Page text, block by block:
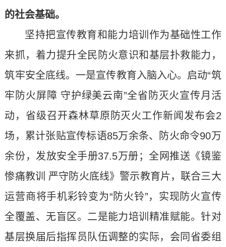
的社会基础。
坚持把宣传教育和能力培训作为基础性工作
来抓，着力提升全民防火意识和基层扑救能力，
筑牢安全底线。一是宣传教育入脑入心。启动“筑
牢防火屏障 守护绿美云南”全省防灭火宣传月活
动，省级召开森林草原防灭火工作新闻发布会2
场，累计张贴宣传标语85万余条、防火命令90万
余份，发放安全手册37.5万册；全网推送《镜鉴
惨痛教训 严守防火底线》警示教育片，联合三大
运营商将手机彩铃变为“防火铃”，实现防火宣传
全覆盖、无盲区。二是能力培训精准赋能。针对
基层换届后指挥员队伍调整的实际，会同省委组